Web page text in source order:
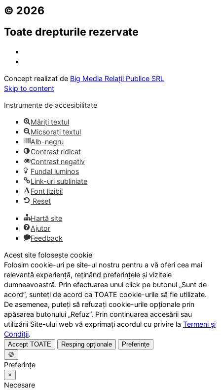
© 2026
Toate drepturile rezervate
Concept realizat de Big Media Relații Publice SRL
Skip to content
Instrumente de accesibilitate
Măriți textul
Micșorați textul
Alb-negru
Contrast ridicat
Contrast negativ
Fundal luminos
Link-uri subliniate
Font lizibil
Reset
Hartă site
Ajutor
Feedback
Acest site folosește cookie
Folosim cookie-uri pe site-ul nostru pentru a vă oferi cea mai
relevantă experiență, reținând preferințele și vizitele
dumneavoastră. Prin efectuarea unui click pe butonul „Sunt de
acord”, sunteți de acord ca TOATE cookie-urile să fie utilizate.
De asemenea, puteți să refuzați cookie-urile opționale prin
apăsarea butonului „Refuz”. Prin continuarea accesării sau
utilizării Site-ului web vă exprimați acordul cu privire la Termeni și
Condiții.
Accept TOATE Resping opționale
Preferințe
🍪
Preferințe
×
Necesare